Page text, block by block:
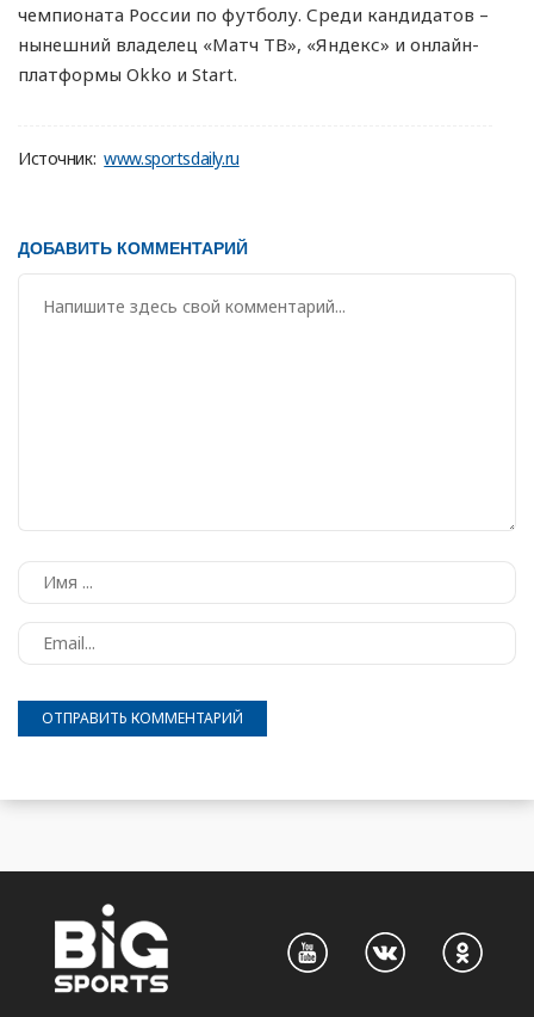
чемпионата России по футболу. Среди кандидатов –
нынешний владелец «Матч ТВ», «Яндекс» и онлайн-
платформы Okko и Start.
Источник: www.sportsdaily.ru
ДОБАВИТЬ КОММЕНТАРИЙ